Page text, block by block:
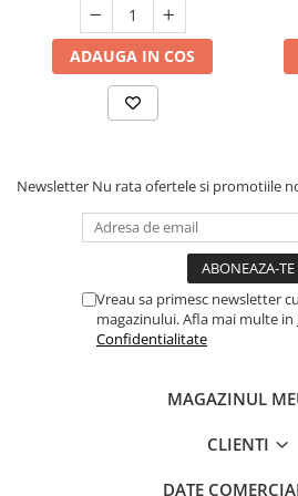
controlul greutății.
• Bonus în timpul
apetitului în timpul hrănirii
• Pentru a susține
corectă a animalului de
• Ca + P = oase puternice.
• Susține digestia normală.
• Acizi grași polinesaturați
puternică și creier productiv.
ADAUGA IN COS
Newsletter Nu rata ofertele si promotiile
Vreau sa primesc newsletter
magazinului. Afla mai multe in
Confidentialitate
MAGAZINUL
CLIENTI
DATE